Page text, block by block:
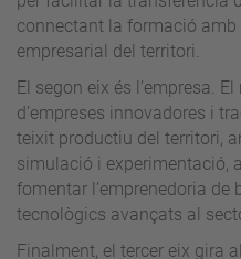
connectant la formació
empresarial del territori.
El segon eix és l’empresa.
d’empreses innovadores i
teixit productiu del territori,
simulació i experimentació,
fomentar l’emprenedoria de
tecnològics avançats al
Finalment, el tercer eix gira